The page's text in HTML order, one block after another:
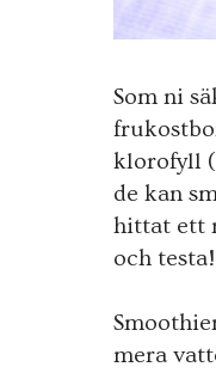
Som ni
klorofyll
de kan
hittat ett
och testa!
mera